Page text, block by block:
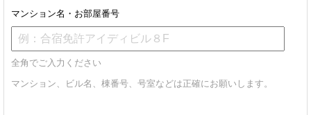
マンション名・お部屋番号
全角でご入力ください
マンション、ビル名、棟番号、号室などは正確にお願いします。